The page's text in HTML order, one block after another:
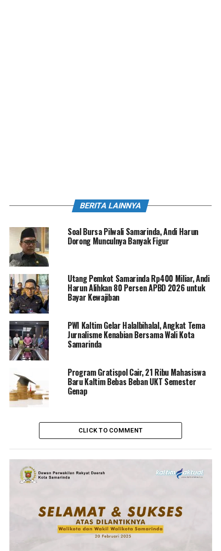
BERITA LAINNYA
Soal Bursa Pilwali Samarinda, Andi Harun
Dorong Munculnya Banyak Figur
Utang Pemkot Samarinda Rp400 Miliar, Andi
Harun Alihkan 80 Persen APBD 2026 untuk
Bayar Kewajiban
PWI Kaltim Gelar Halalbihalal, Angkat Tema
Jurnalisme Kenabian Bersama Wali Kota
Samarinda
Program Gratispol Cair, 21 Ribu Mahasiswa
Baru Kaltim Bebas Beban UKT Semester
Genap
CLICK TO COMMENT